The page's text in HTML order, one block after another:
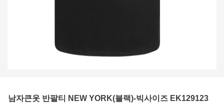
남자큰옷 반팔티 NEW YORK(블랙)-빅사이즈 EK129123